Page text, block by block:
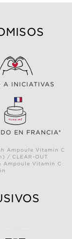
A INICIATIVAS
EN FRANCIA*
Ampoule Vitamin C
/ CLEAR-OUT
Ampoule Vitamin C